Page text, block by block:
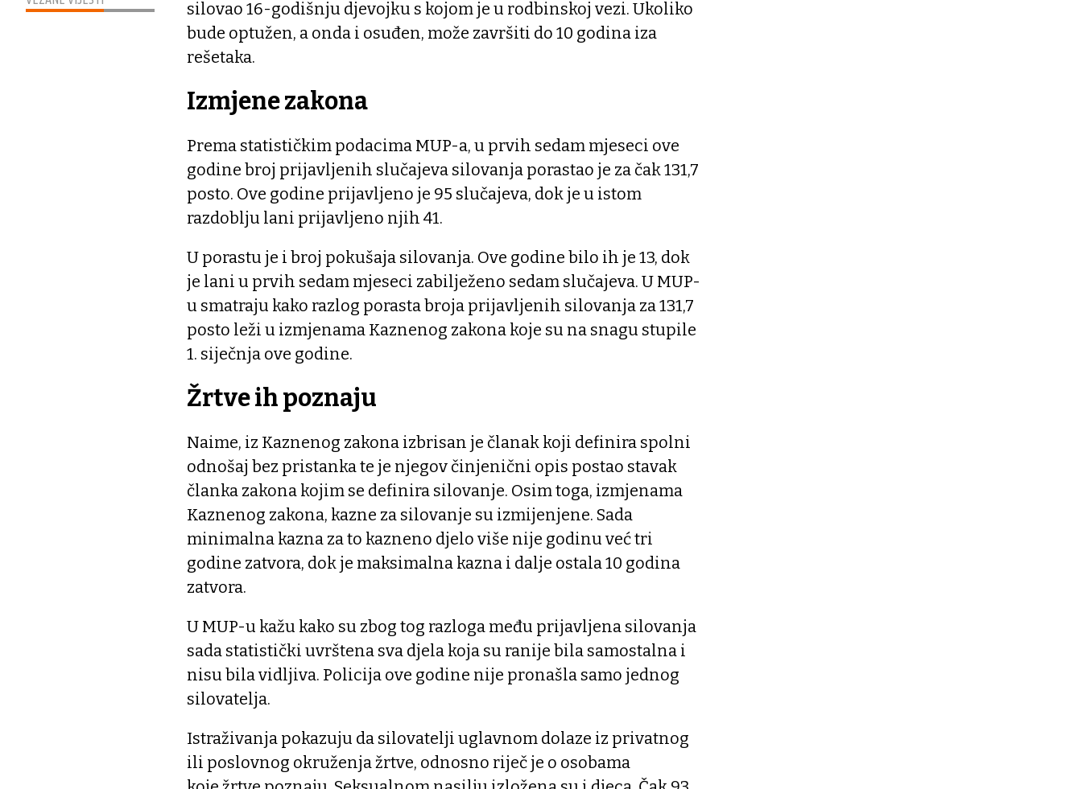
silovao 16-godišnju djevojku s kojom je u rodbinskoj vezi. Ukoliko
bude optužen, a onda i osuđen, može završiti do 10 godina iza
rešetaka.
Izmjene zakona
Prema statističkim podacima MUP-a, u prvih sedam mjeseci ove
godine broj prijavljenih slučajeva silovanja porastao je za čak 131,7
posto. Ove godine prijavljeno je 95 slučajeva, dok je u istom
razdoblju lani prijavljeno njih 41.
U porastu je i broj pokušaja silovanja. Ove godine bilo ih je 13, dok
je lani u prvih sedam mjeseci zabilježeno sedam slučajeva. U MUP-
u smatraju kako razlog porasta broja prijavljenih silovanja za 131,7
posto leži u izmjenama Kaznenog zakona koje su na snagu stupile
1. siječnja ove godine.
Žrtve ih poznaju
Naime, iz Kaznenog zakona izbrisan je članak koji definira spolni
odnošaj bez pristanka te je njegov činjenični opis postao stavak
članka zakona kojim se definira silovanje. Osim toga, izmjenama
Kaznenog zakona, kazne za silovanje su izmijenjene. Sada
minimalna kazna za to kazneno djelo više nije godinu već tri
godine zatvora, dok je maksimalna kazna i dalje ostala 10 godina
zatvora.
U MUP-u kažu kako su zbog tog razloga među prijavljena silovanja
sada statistički uvrštena sva djela koja su ranije bila samostalna i
nisu bila vidljiva. Policija ove godine nije pronašla samo jednog
silovatelja.
Istraživanja pokazuju da silovatelji uglavnom dolaze iz privatnog
ili poslovnog okruženja žrtve, odnosno riječ je o osobama